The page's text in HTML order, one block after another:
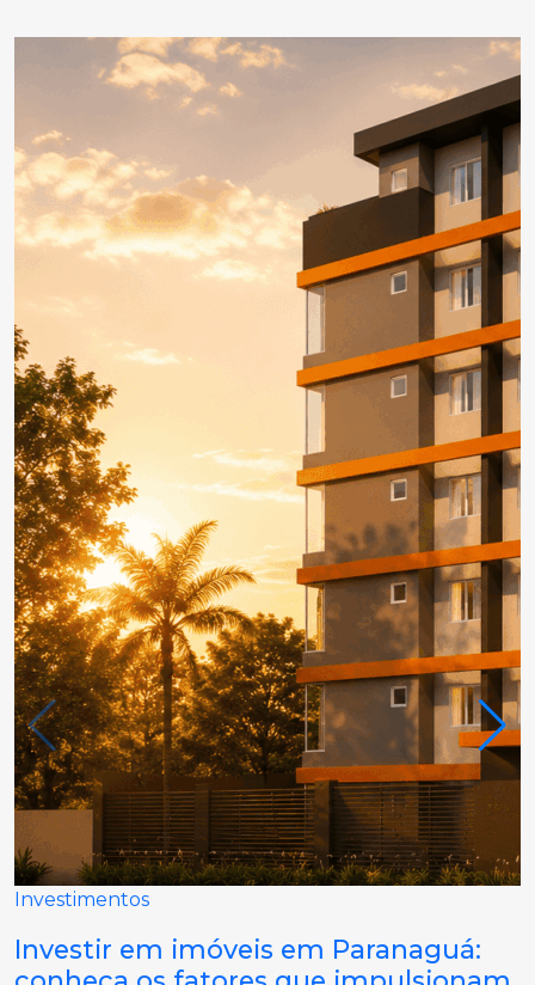
Investimentos
Investir em imóveis em Paranaguá: